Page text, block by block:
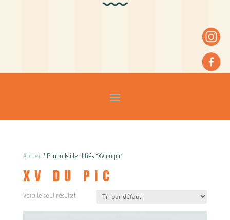
Accueil/ Produits identifiés “XV du pic”
XV du pic
Voici le seul résultat